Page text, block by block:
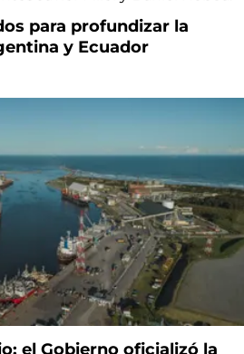
para profundizar la
y Ecuador
el Gobierno oficializó la